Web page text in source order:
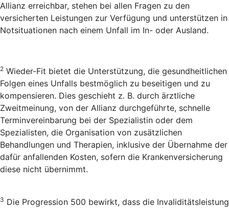
Allianz erreichbar, stehen bei allen Fragen zu den
versicherten Leistungen zur Verfügung und unterstützen in
Notsituationen nach einem Unfall im In- oder Ausland.
2 Wieder-Fit bietet die Unterstützung, die gesundheitlichen
Folgen eines Unfalls bestmöglich zu beseitigen und zu
kompensieren. Dies geschieht z. B. durch ärztliche
Zweitmeinung, von der Allianz durchgeführte, schnelle
Terminvereinbarung bei der Spezialistin oder dem
Spezialisten, die Organisation von zusätzlichen
Behandlungen und Therapien, inklusive der Übernahme der
dafür anfallenden Kosten, sofern die Krankenversicherung
diese nicht übernimmt.
3 Die Progression 500 bewirkt, dass die Invaliditätsleistung